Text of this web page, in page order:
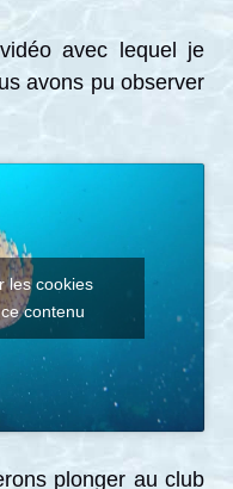
avec lequel je
avons pu observer
les cookies
contenu
plonger au club